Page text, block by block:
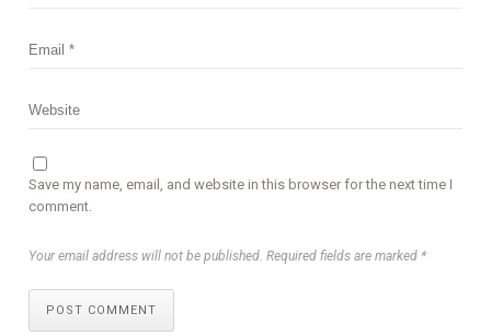
Save my name, email, and website in this browser for the next time I
comment.
Your email address will not be published. Required fields are marked *
POST COMMENT